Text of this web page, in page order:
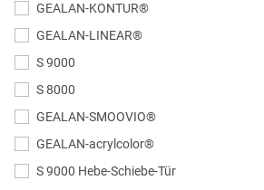
GEALAN-KONTUR®
GEALAN-LINEAR®
S 9000
S 8000
GEALAN-SMOOVIO®
GEALAN-acrylcolor®
S 9000 Hebe-Schiebe-Tür